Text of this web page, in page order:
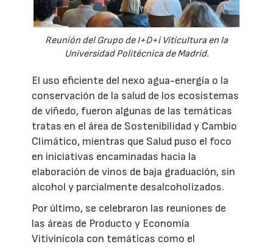
Reunión del Grupo de I+D+i Viticultura en la
Universidad Politécnica de Madrid.
El uso eficiente del nexo agua-energía o la
conservación de la salud de los ecosistemas
de viñedo, fueron algunas de las temáticas
tratas en el área de Sostenibilidad y Cambio
Climático, mientras que Salud puso el foco
en iniciativas encaminadas hacia la
elaboración de vinos de baja graduación, sin
alcohol y parcialmente desalcoholizados.
Por último, se celebraron las reuniones de
las áreas de Producto y Economía
Vitivinícola con temáticas como el